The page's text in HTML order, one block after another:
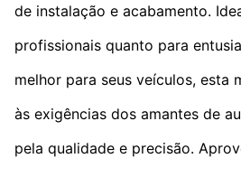
de instalação e acabamento.
profissionais quanto para
melhor para seus veículos, esta
às exigências dos amantes de
pela qualidade e precisão.